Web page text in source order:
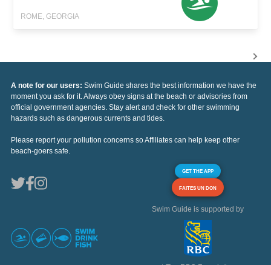
ROME, GEORGIA
A note for our users: Swim Guide shares the best information we have the
moment you ask for it. Always obey signs at the beach or advisories from
official government agencies. Stay alert and check for other swimming
hazards such as dangerous currents and tides.
Please report your pollution concerns so Affiliates can help keep other
beach-goers safe.
GET THE APP
FAITES UN DON
Swim Guide is supported by